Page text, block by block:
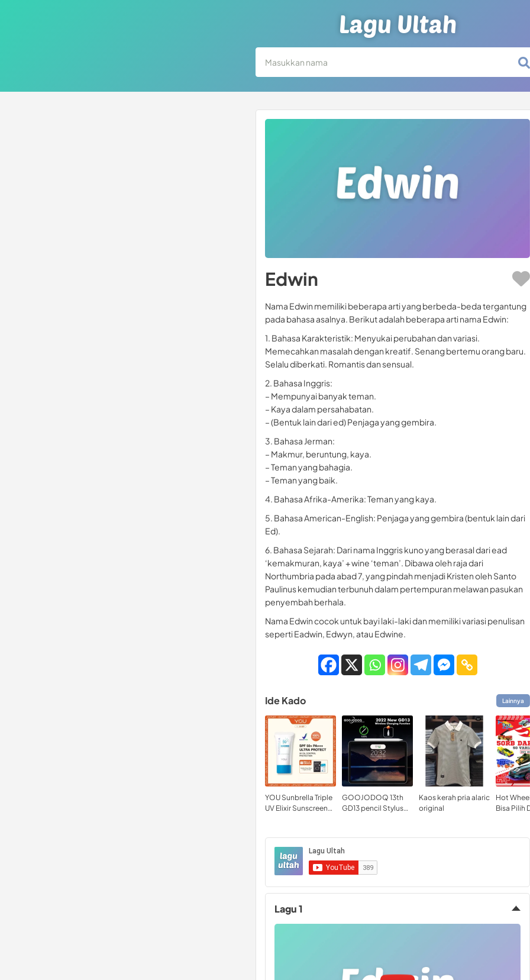
Lagu Ultah
Edwin
Nama Edwin memiliki beberapa arti yang berbeda-beda tergantung
pada bahasa asalnya. Berikut adalah beberapa arti nama Edwin:
1. Bahasa Karakteristik: Menyukai perubahan dan variasi.
Memecahkan masalah dengan kreatif. Senang bertemu orang baru.
Selalu diberkati. Romantis dan sensual.
2. Bahasa Inggris:
– Mempunyai banyak teman.
– Kaya dalam persahabatan.
– (Bentuk lain dari ed) Penjaga yang gembira.
3. Bahasa Jerman:
– Makmur, beruntung, kaya.
– Teman yang bahagia.
– Teman yang baik.
4. Bahasa Afrika-Amerika: Teman yang kaya.
5. Bahasa American-English: Penjaga yang gembira (bentuk lain dari
Ed).
6. Bahasa Sejarah: Dari nama Inggris kuno yang berasal dari ead
‘kemakmuran, kaya’ + wine ‘teman’. Dibawa oleh raja dari
Northumbria pada abad 7, yang pindah menjadi Kristen oleh Santo
Paulinus kemudian terbunuh dalam pertempuran melawan pasukan
penyembah berhala.
Nama Edwin cocok untuk bayi laki-laki dan memiliki variasi penulisan
seperti Eadwin, Edwyn, atau Edwine.
Ide Kado Lainnya
YOU Sunbrella Triple
UV Elixir Sunscreen
GOOJODOQ 13th
GD13 pencil Stylus
wireless charger
Active Pencil Pen for
iPad min
Kaos kerah pria alaric
original
Hot
Bisa Pilih
Lagu 1